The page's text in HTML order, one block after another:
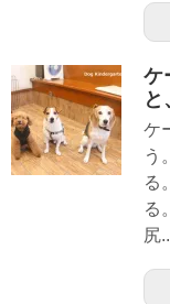
ケ
と
ケ
う
る
る
尻